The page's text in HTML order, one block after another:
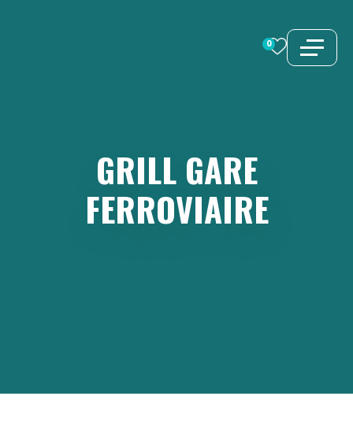
0
GRILL GARE
FERROVIAIRE